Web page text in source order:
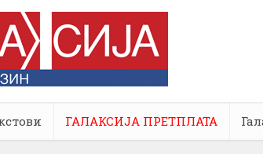
ГАЛАКСИЈА ПРЕТПЛАТА